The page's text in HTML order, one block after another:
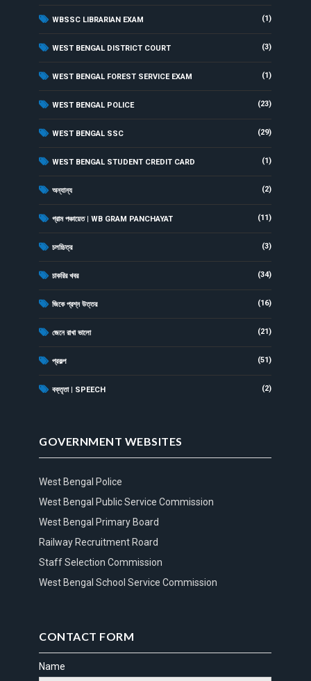
WBSSC LIBRARIAN EXAM (1)
WEST BENGAL DISTRICT COURT (3)
WEST BENGAL FOREST SERVICE EXAM (1)
WEST BENGAL POLICE (23)
WEST BENGAL SSC (29)
WEST BENGAL STUDENT CREDIT CARD (1)
অন্যান্য (2)
গ্রাম পঞ্চায়েত | WB GRAM PANCHAYAT (11)
চলচ্চিত্র (3)
চাকরির খবর (34)
জিকে প্রশ্ন উত্তর (16)
জেনে রাখা ভালো (21)
প্রকল্প (51)
বক্তৃতা | SPEECH (2)
GOVERNMENT WEBSITES
West Bengal Police
West Bengal Public Service Commission
West Bengal Primary Board
Railway Recruitment Roard
Staff Selection Commission
West Bengal School Service Commission
CONTACT FORM
Name